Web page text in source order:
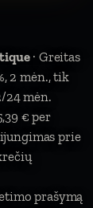
· Greitas
2 mėn., tik
24 mėn.
€ per
prie
prašymą